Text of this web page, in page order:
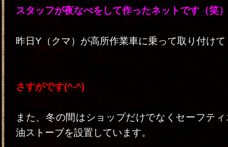
スタッフが夜なべをして作ったネットです（笑）
昨日Y（クマ）が高所作業車に乗って取り付け
さすがです(^-^)
また、冬の間はショップだけでなくセーフテ
油ストーブを設置しています。